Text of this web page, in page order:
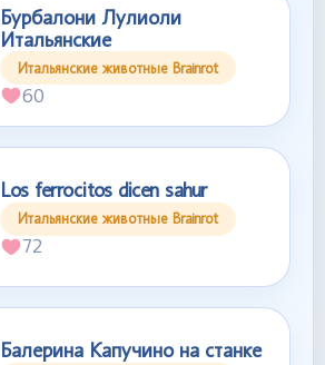
Бурбалони Лулиоли
Итальянские
Итальянские животные Brainrot
60
Los ferrocitos dicen sahur
Итальянские животные Brainrot
72
Балерина Капучино на станке